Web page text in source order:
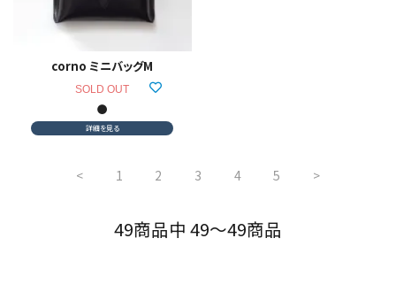
corno ミニバッグM
SOLD OUT
詳細を見る
< 1 2 3 4 5 >
49商品中 49～49商品